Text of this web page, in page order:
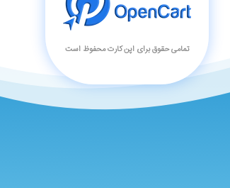
تمامی حقوق برای اپن کارت محفوظ است